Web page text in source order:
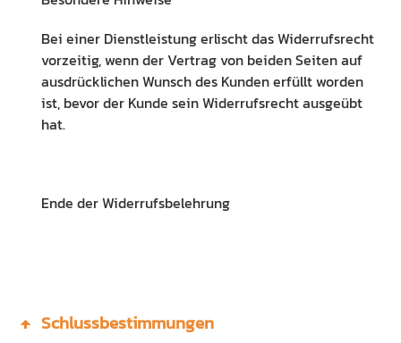
Bei einer Dienstleistung erlischt das Widerrufsrecht
vorzeitig, wenn der Vertrag von beiden Seiten auf
ausdrücklichen Wunsch des Kunden erfüllt worden
ist, bevor der Kunde sein Widerrufsrecht ausgeübt
hat.
Ende der Widerrufsbelehrung
Schlussbestimmungen